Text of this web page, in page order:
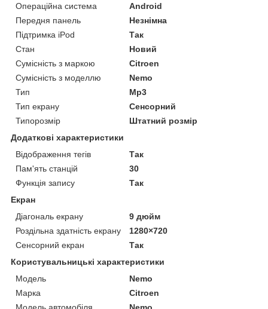
Операційна система
Android
Передня панель
Незнімна
Підтримка iPod
Так
Стан
Новий
Сумісність з маркою
Citroen
Сумісність з моделлю
Nemo
Тип
Mp3
Тип екрану
Сенсорний
Типорозмір
Штатний розмір
Додаткові характеристики
Відображення тегів
Так
Пам'ять станцій
30
Функція запису
Так
Екран
Діагональ екрану
9 дюйм
Роздільна здатність екрану
1280×720
Сенсорний екран
Так
Користувальницькі характеристики
Мoдель
Nemo
Марка
Citroen